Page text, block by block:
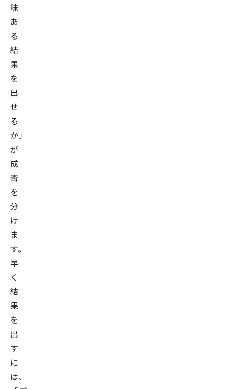
味
あ
る
結
果
を
出
せ
る
か」
が
成
否
を
分
け
ま
す。
早
く
結
果
を
出
す
に
は、